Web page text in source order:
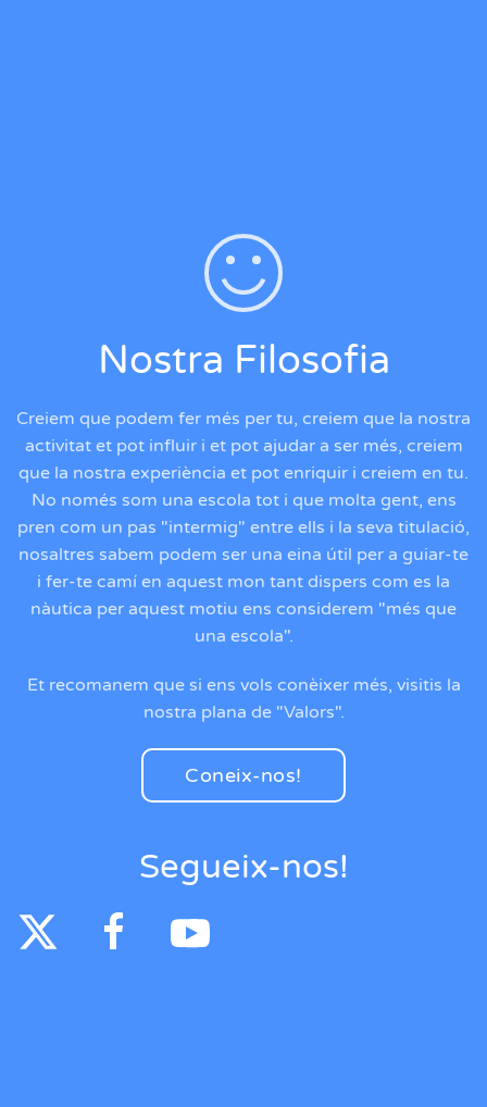
Nostra Filosofia
Creiem que podem fer més per tu, creiem que la nostra
activitat et pot influir i et pot ajudar a ser més, creiem
que la nostra experiència et pot enriquir i creiem en tu.
No només som una escola tot i que molta gent, ens
pren com un pas "intermig" entre ells i la seva titulació,
nosaltres sabem podem ser una eina útil per a guiar-te
i fer-te camí en aquest mon tant dispers com es la
nàutica per aquest motiu ens considerem "més que
una escola".
Et recomanem que si ens vols conèixer més, visitis la
nostra plana de "Valors".
Coneix-nos!
Segueix-nos!